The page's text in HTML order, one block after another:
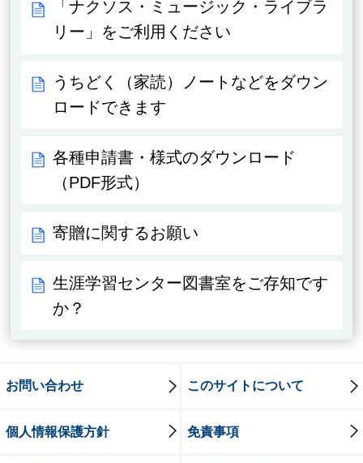
「ナクソス・ミュージック・ライブラ
リー」をご利用ください
うちどく（家読）ノートなどをダウン
ロードできます
各種申請書・様式のダウンロード
（PDF形式）
寄贈に関するお願い
生涯学習センター図書室をご存知です
か？
お問い合わせ このサイトについて
個人情報保護方針 免責事項